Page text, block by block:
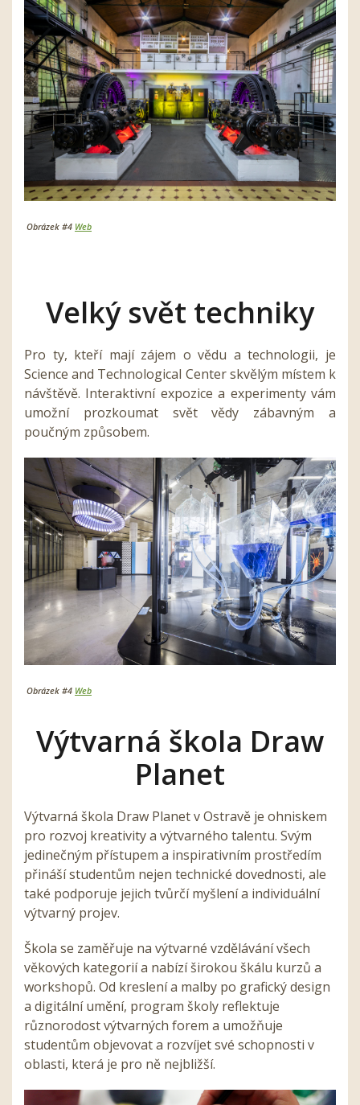
Obrázek #4 Web
Velký svět techniky
Pro ty, kteří mají zájem o vědu a technologii, je
Science and Technological Center skvělým místem k
návštěvě. Interaktivní expozice a experimenty vám
umožní prozkoumat svět vědy zábavným a
poučným způsobem.
Obrázek #4 Web
Výtvarná škola Draw
Planet
Výtvarná škola Draw Planet v Ostravě je ohniskem
pro rozvoj kreativity a výtvarného talentu. Svým
jedinečným přístupem a inspirativním prostředím
přináší studentům nejen technické dovednosti, ale
také podporuje jejich tvůrčí myšlení a individuální
výtvarný projev.
Škola se zaměřuje na výtvarné vzdělávání všech
věkových kategorií a nabízí širokou škálu kurzů a
workshopů. Od kreslení a malby po grafický design
a digitální umění, program školy reflektuje
různorodost výtvarných forem a umožňuje
studentům objevovat a rozvíjet své schopnosti v
oblasti, která je pro ně nejbližší.